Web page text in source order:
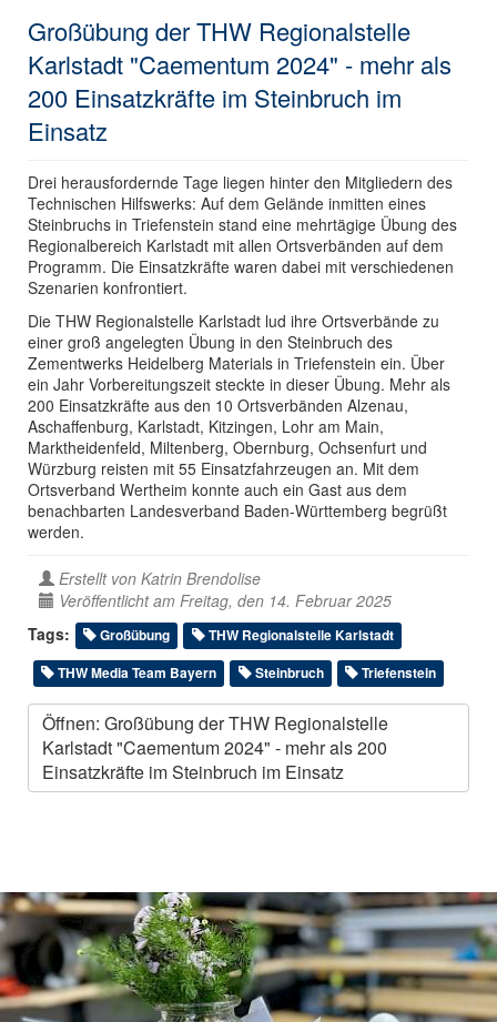
Großübung der THW Regionalstelle
Karlstadt "Caementum 2024" - mehr als
200 Einsatzkräfte im Steinbruch im
Einsatz
Drei herausfordernde Tage liegen hinter den Mitgliedern des
Technischen Hilfswerks: Auf dem Gelände inmitten eines
Steinbruchs in Triefenstein stand eine mehrtägige Übung des
Regionalbereich Karlstadt mit allen Ortsverbänden auf dem
Programm. Die Einsatzkräfte waren dabei mit verschiedenen
Szenarien konfrontiert.
Die THW Regionalstelle Karlstadt lud ihre Ortsverbände zu
einer groß angelegten Übung in den Steinbruch des
Zementwerks Heidelberg Materials in Triefenstein ein. Über
ein Jahr Vorbereitungszeit steckte in dieser Übung. Mehr als
200 Einsatzkräfte aus den 10 Ortsverbänden Alzenau,
Aschaffenburg, Karlstadt, Kitzingen, Lohr am Main,
Marktheidenfeld, Miltenberg, Obernburg, Ochsenfurt und
Würzburg reisten mit 55 Einsatzfahrzeugen an. Mit dem
Ortsverband Wertheim konnte auch ein Gast aus dem
benachbarten Landesverband Baden-Württemberg begrüßt
werden.
Erstellt von Katrin Brendolise
Veröffentlicht am Freitag, den 14. Februar 2025
Tags:
Großübung
THW Regionalstelle Karlstadt
THW Media Team Bayern
Steinbruch Triefenstein
Öffnen: Großübung der THW Regionalstelle
Karlstadt "Caementum 2024" - mehr als 200
Einsatzkräfte im Steinbruch im Einsatz